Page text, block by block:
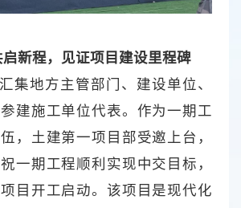
新程，见证项目建设里程碑
集地方主管部门、建设单位、
建施工单位代表。作为一期工
，土建第一项目部受邀上台，
一期工程顺利实现中交目标，
目开工启动。该项目是现代化